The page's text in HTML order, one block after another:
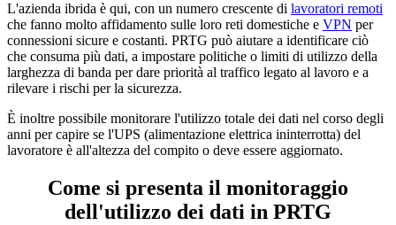
L'azienda ibrida è qui, con un numero crescente di lavoratori remoti
che fanno molto affidamento sulle loro reti domestiche e VPN per
connessioni sicure e costanti. PRTG può aiutare a identificare ciò
che consuma più dati, a impostare politiche o limiti di utilizzo della
larghezza di banda per dare priorità al traffico legato al lavoro e a
rilevare i rischi per la sicurezza.
È inoltre possibile monitorare l'utilizzo totale dei dati nel corso degli
anni per capire se l'UPS (alimentazione elettrica ininterrotta) del
lavoratore è all'altezza del compito o deve essere aggiornato.
Come si presenta il monitoraggio
dell'utilizzo dei dati in PRTG